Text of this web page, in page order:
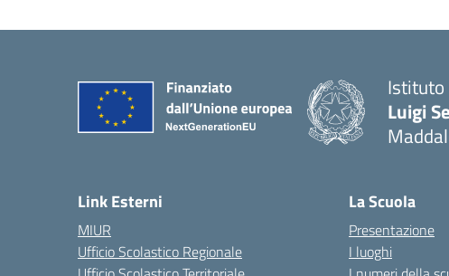
Istituto
Luigi
Link Esterni
MIUR
Ufficio Scolastico Regionale
La Scuola
Presentazione
I luoghi